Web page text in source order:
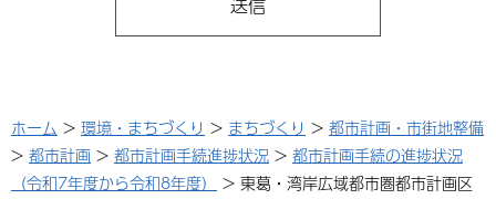
ホーム > 環境・まちづくり > まちづくり > 都市計画・市街地整備
> 都市計画 > 都市計画手続進捗状況 > 都市計画手続の進捗状況
（令和7年度から令和8年度）
> 東葛・湾岸広域都市圏都市計画区